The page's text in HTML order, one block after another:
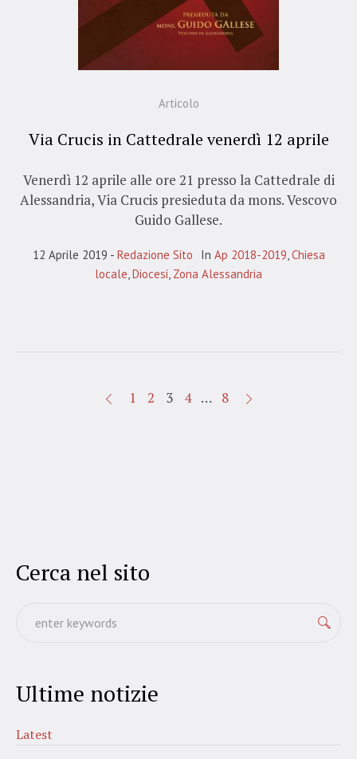
Articolo
Via Crucis in Cattedrale venerdì 12 aprile
Venerdì 12 aprile alle ore 21 presso la Cattedrale di
Alessandria, Via Crucis presieduta da mons. Vescovo
Guido Gallese.
12 Aprile 2019 Redazione Sito In Ap 2018-2019,Chiesa
locale,Diocesi, Zona Alessandria
1 2 3 4 … 8
Cerca nel sito
Ultime notizie
Latest